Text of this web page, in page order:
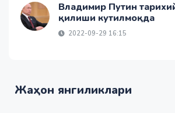
Владимир Путин
қилиши кутилмоқда
2022-09-29 16:15
Жаҳон янгиликлари